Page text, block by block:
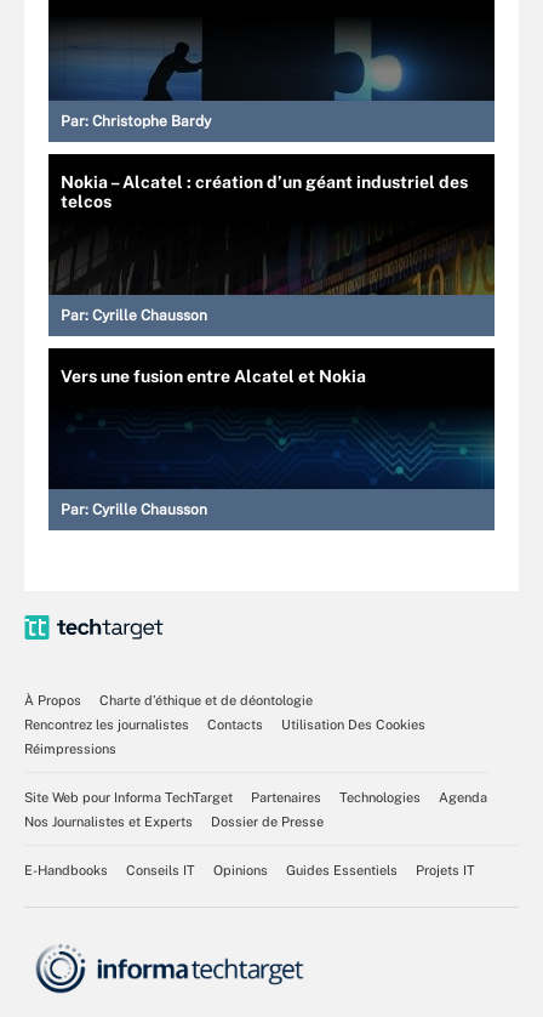
Par: Christophe Bardy
Nokia – Alcatel : création d’un géant industriel des
telcos
Par: Cyrille Chausson
Vers une fusion entre Alcatel et Nokia
Par: Cyrille Chausson
À Propos
Charte d’éthique et de déontologie
Rencontrez les journalistes
Contacts
Utilisation Des Cookies
Réimpressions
Site Web pour Informa TechTarget Partenaires Technologies
Agenda
Nos Journalistes et Experts
Dossier de Presse
E-Handbooks Conseils IT Opinions Guides Essentiels Projets IT